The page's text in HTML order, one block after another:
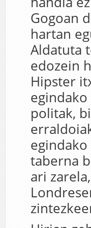
Gogoan
hartan
Aldatuta
edozein
Hipster
politak,
taberna
ari